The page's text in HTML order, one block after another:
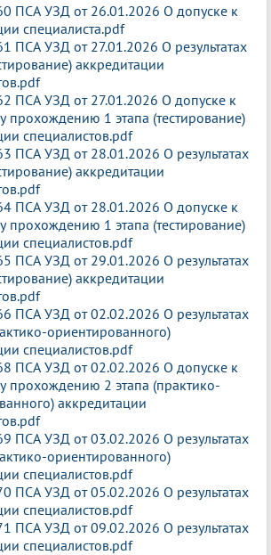
ПСА УЗД от 26.01.2026 О допуске к
специалиста.pdf
ПСА УЗД от 27.01.2026 О результатах
аккредитации
ПСА УЗД от 27.01.2026 О допуске к
прохождению 1 этапа (тестирование)
специалистов.pdf
ПСА УЗД от 28.01.2026 О результатах
аккредитации
ПСА УЗД от 28.01.2026 О допуске к
прохождению 1 этапа (тестирование)
специалистов.pdf
ПСА УЗД от 29.01.2026 О результатах
аккредитации
ПСА УЗД от 02.02.2026 О результатах
ориентированного)
специалистов.pdf
ПСА УЗД от 02.02.2026 О допуске к
прохождению 2 этапа (практико-
аккредитации
ПСА УЗД от 03.02.2026 О результатах
ориентированного)
специалистов.pdf
ПСА УЗД от 05.02.2026 О результатах
специалистов.pdf
ПСА УЗД от 09.02.2026 О результатах
специалистов.pdf